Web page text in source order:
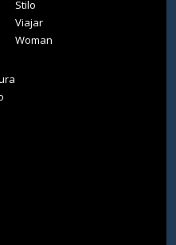
Stilo
Viajar
Woman